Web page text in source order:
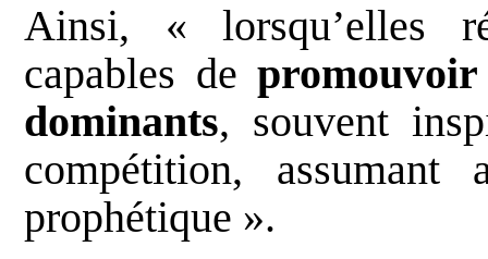
Ainsi, « lorsqu’elles
capables de
dominants, souvent
compétition, assumant
prophétique ».